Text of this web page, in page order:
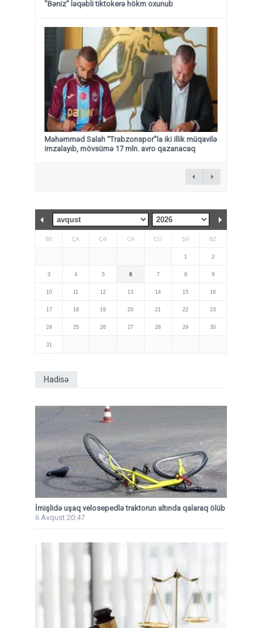
"Bəniz" ləqəbli tiktokerə hökm oxunub
Məhəmməd Salah “Trabzonspor”la iki illik müqavilə
imzalayıb, mövsümə 17 mln. avro qazanacaq
BE ÇA ÇƏ CA CÜ ŞƏ BZ
1 2
3 4 5 6 7 8 9
10 11 12 13 14 15 16
17 18 19 20 21 22 23
24 25 26 27 28 29 30
31
Hadisə
İmişlidə uşaq velosepedlə traktorun altında qalaraq ölüb
6 Avqust 20:47